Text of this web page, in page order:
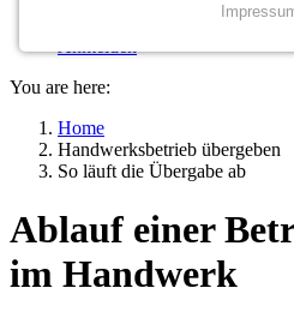
You are here:
Home
Handwerksbetrieb übergeben
So läuft die Übergabe ab
Ablauf einer
im Handwerk
Funktionen und sind für
Website erforderlich.
Einverständnis-Cookie
Name:
cookie_consent